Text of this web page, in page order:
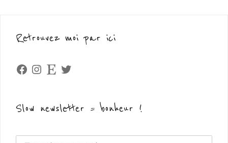
Retrouvez moi par ici
Facebook
Instagram
Etsy Twitter
Slow newsletter = bonheur !